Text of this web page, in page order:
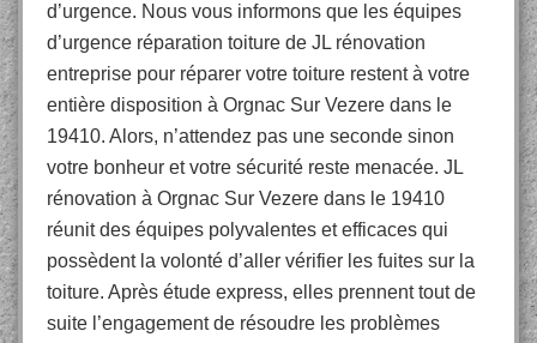
d’urgence. Nous vous informons que les équipes
d’urgence réparation toiture de JL rénovation
entreprise pour réparer votre toiture restent à votre
entière disposition à Orgnac Sur Vezere dans le
19410. Alors, n’attendez pas une seconde sinon
votre bonheur et votre sécurité reste menacée. JL
rénovation à Orgnac Sur Vezere dans le 19410
réunit des équipes polyvalentes et efficaces qui
possèdent la volonté d’aller vérifier les fuites sur la
toiture. Après étude express, elles prennent tout de
suite l’engagement de résoudre les problèmes